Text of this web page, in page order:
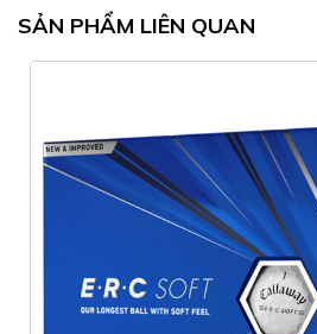
SẢN PHẨM LIÊN QUAN